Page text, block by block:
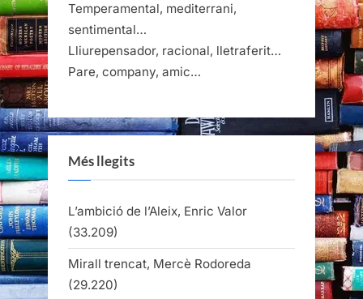
Temperamental, mediterrani,
sentimental…
Lliurepensador, racional, lletraferit…
Pare, company, amic…
Més llegits
L’ambició de l’Aleix, Enric Valor
(33.209)
Mirall trencat, Mercè Rodoreda
(29.220)